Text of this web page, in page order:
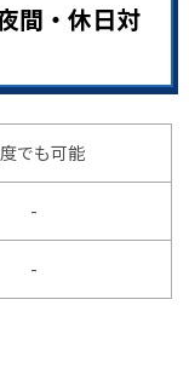
間・休日対
でも可能
-
-